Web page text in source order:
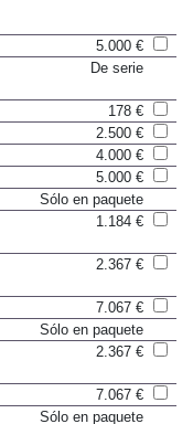
5.000 €
178 €
2.500 €
4.000 €
5.000 €
Sólo en paquete
7.067 €
Sólo en paquete
7.067 €